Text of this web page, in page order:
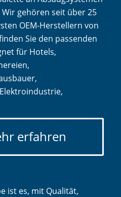
gehören seit über 25
OEM-Herstellern von
Sie den passenden
für Hotels,
erfahren
ist es, mit Qualität,